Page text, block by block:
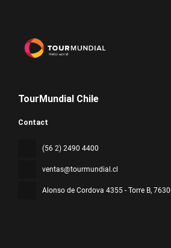
TourMundial Chile
Contact
(56 2) 2490 4400
ventas@tourmundial.cl
Alonso de Cordova 4355 - Torre B,